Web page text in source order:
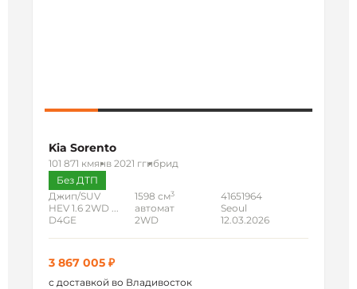
Kia Sorento
101 871 кмянв 2021 ггибрид
Без ДТП
Джип/SUV
HEV 1.6 2WD ...
D4GE
1598 см3
автомат
2WD
41651964
Seoul
12.03.2026
3 867 005 ₽
с доставкой во Владивосток